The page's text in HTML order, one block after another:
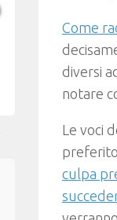
Come
diversi
notare
Le voci
culpa